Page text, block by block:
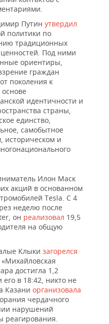
Путин утвердил
политики по
традиционных
Под ними
ориентиры,
граждан
поколения к
идентичности и
страны,
единство,
самобытное
историческом и
Илон Маск
акций в основанном
Tesla. С 4
неделю после
он реализовал 19,5
на общую
Клыки загорелся
достигла 1,2
в 18:42, никто не
Казани организовала
чердачного
нарушений
реагирования.